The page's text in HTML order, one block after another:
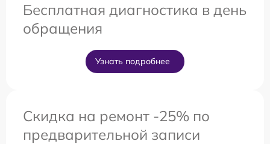
Бесплатная диагностика в день
обращения
Узнать подробнее
Скидка на ремонт -25% по
предварительной записи